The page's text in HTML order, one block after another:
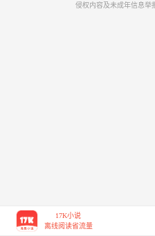
侵权内容及未成年信息举
17K小说
离线阅读省流量